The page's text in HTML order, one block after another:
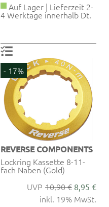
Auf Lager | Lieferzeit 2-
4 Werktage innerhalb Dt.
- 17%
REVERSE COMPONENTS
Lockring Kassette 8-11-
fach Naben (Gold)
10,90 € 8,95 €
inkl. 19% MwSt.